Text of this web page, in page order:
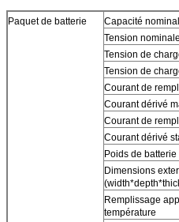
Paquet de batterie Capacité
Tension nominale
Tension de
Tension de
Courant de
Courant dérivé
Courant de
Courant dérivé
Poids de batterie
Dimensions
Remplissage
température